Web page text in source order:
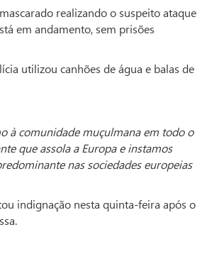
realizando o suspeito ataque
em andamento, sem prisões
utilizou canhões de água e balas de
à comunidade muçulmana em todo o
que assola a Europa e instamos
nas sociedades europeias
indignação nesta quinta-feira após o